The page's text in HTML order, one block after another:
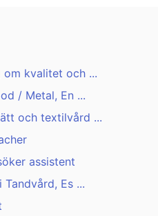
om kvalitet och ...
/ Metal, En ...
och textilvård ...
assistent
Es ...